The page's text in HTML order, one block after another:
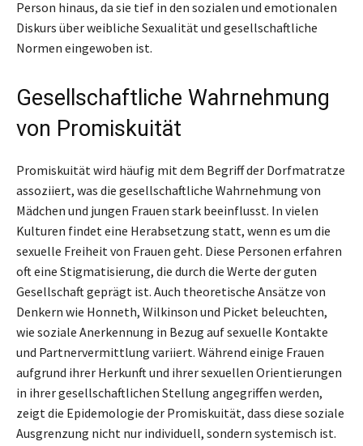
Person hinaus, da sie tief in den sozialen und emotionalen
Diskurs über weibliche Sexualität und gesellschaftliche
Normen eingewoben ist.
Gesellschaftliche Wahrnehmung
von Promiskuität
Promiskuität wird häufig mit dem Begriff der Dorfmatratze
assoziiert, was die gesellschaftliche Wahrnehmung von
Mädchen und jungen Frauen stark beeinflusst. In vielen
Kulturen findet eine Herabsetzung statt, wenn es um die
sexuelle Freiheit von Frauen geht. Diese Personen erfahren
oft eine Stigmatisierung, die durch die Werte der guten
Gesellschaft geprägt ist. Auch theoretische Ansätze von
Denkern wie Honneth, Wilkinson und Picket beleuchten,
wie soziale Anerkennung in Bezug auf sexuelle Kontakte
und Partnervermittlung variiert. Während einige Frauen
aufgrund ihrer Herkunft und ihrer sexuellen Orientierungen
in ihrer gesellschaftlichen Stellung angegriffen werden,
zeigt die Epidemologie der Promiskuität, dass diese soziale
Ausgrenzung nicht nur individuell, sondern systemisch ist.